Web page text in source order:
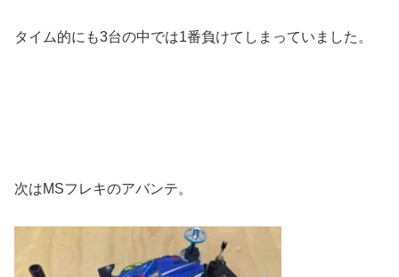
タイム的にも3台の中では1番負けてしまっていました。
次はMSフレキのアバンテ。